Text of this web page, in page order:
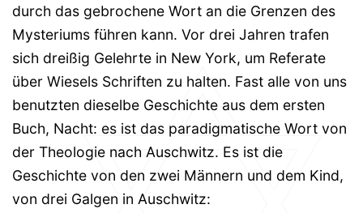
durch das gebrochene Wort an die Grenzen des
Mysteriums führen kann. Vor drei Jahren trafen
sich dreißig Gelehrte in New York, um Referate
über Wiesels Schriften zu halten. Fast alle von uns
benutzten dieselbe Geschichte aus dem ersten
Buch, Nacht: es ist das paradigmatische Wort von
der Theologie nach Auschwitz. Es ist die
Geschichte von den zwei Männern und dem Kind,
von drei Galgen in Auschwitz: